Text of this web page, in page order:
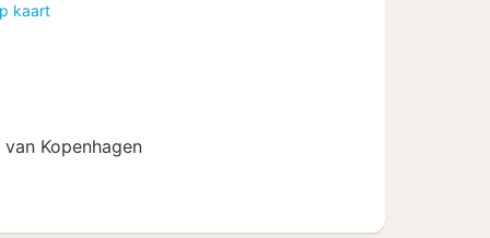
kaart
Kopenhagen